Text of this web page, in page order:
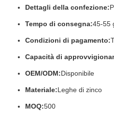
Dettagli della confezione:
Tempo di consegna:45-55
Condizioni di pagamento:
Capacità di
OEM/ODM:Disponibile
Materiale:Leghe di zinco
MOQ:500